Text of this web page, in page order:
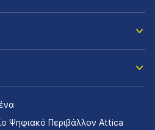
Ψηφιακό Περιβάλλον Attica